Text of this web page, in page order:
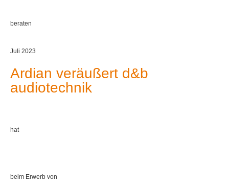
beraten
Juli 2023
Ardian veräußert d&b
audiotechnik
hat
beim Erwerb von